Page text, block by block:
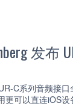
发布
C系列音频接
可以直连iOS设